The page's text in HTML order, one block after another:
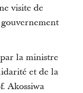
visite de
la ministre
et de la
Akossiwa